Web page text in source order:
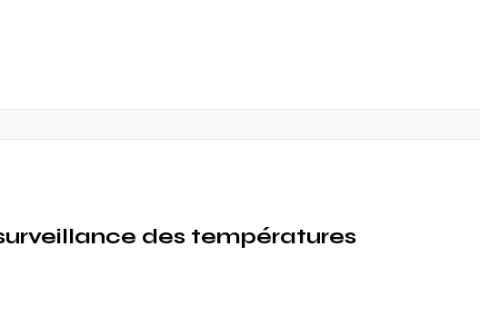
des températures